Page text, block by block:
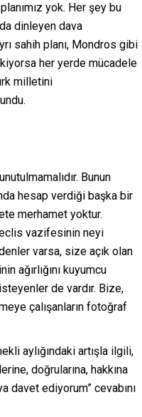
yok. Her şey bu
dinleyen dava
sahih planı, Mondros gibi
her yerde mücadele
milletini
Bunun
hesap verdiği başka bir
merhamet yoktur.
vazifesinin neyi
varsa, size açık olan
ağırlığını kuyumcu
de vardır. Bize,
çalışanların fotoğraf
aylığındaki artışla ilgili,
doğrularına, hakkına
davet ediyorum” cevabını